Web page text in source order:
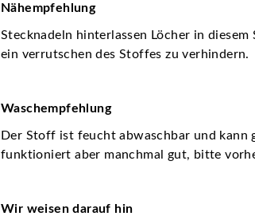
Nähempfehlung
Stecknadeln hinterlassen Löcher in
ein verrutschen des Stoffes zu verhindern.
Waschempfehlung
Der Stoff ist feucht abwaschbar und kann
funktioniert aber manchmal gut, bitte
Wir weisen darauf hin